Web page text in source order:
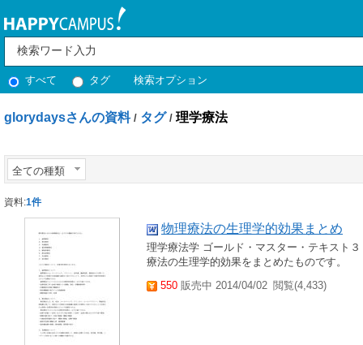
すべて タグ 検索オプション
glorydaysさんの資料 / タグ / 理学療法
全ての種類
資料:1件
物理療法の生理学的効果まとめ
理学療法学 ゴールド・マスター・テキスト
療法の生理学的効果をまとめたものです。
550 販売中 2014/04/02 閲覧(4,433)